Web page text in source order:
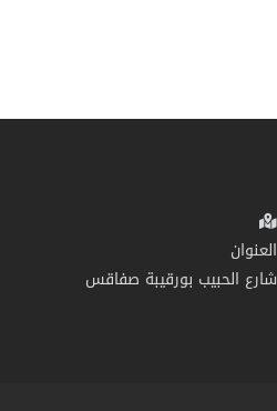
العنوان
شارع الحبيب بورقيبة صفاقس